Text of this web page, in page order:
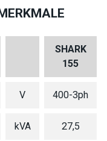
SHARK
155
V 400-3ph
kVA 27,5